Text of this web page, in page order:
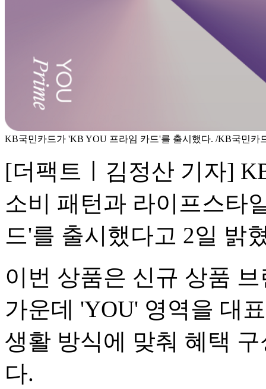
KB국민카드가 'KB YOU 프라임 카드'를 출시했다. /KB국민카
[더팩트ㅣ김정산 기자]
소비 패턴과 라이프스타
드'를 출시했다고 2일 밝
이번 상품은 신규 상품
가운데 'YOU' 영역을 대
생활 방식에 맞춰 혜택
다.